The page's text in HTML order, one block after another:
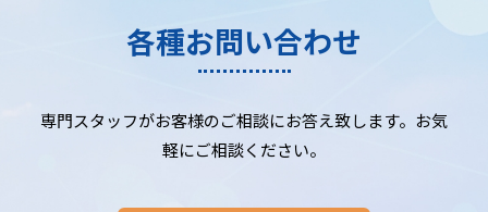
各種お問い合わせ
専門スタッフがお客様のご相談にお答え致します。お気
軽にご相談ください。